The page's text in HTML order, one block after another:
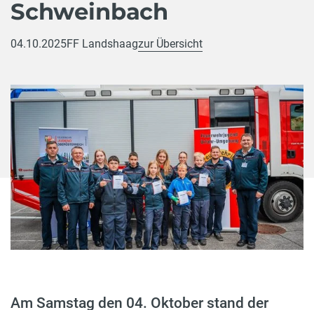
Schweinbach
04.10.2025FF Landshaagzur Übersicht
Am Samstag den 04. Oktober stand der